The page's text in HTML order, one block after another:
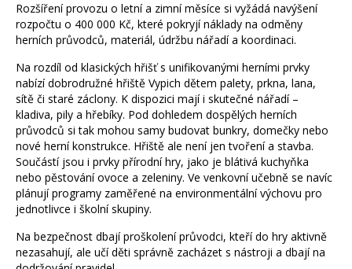
Rozšíření provozu o letní a zimní měsíce si vyžádá navýšení
rozpočtu o 400 000 Kč, které pokryjí náklady na odměny
herních průvodců, materiál, údržbu nářadí a koordinaci.
Na rozdíl od klasických hřišť s unifikovanými herními prvky
nabízí dobrodružné hřiště Vypich dětem palety, prkna, lana,
sítě či staré záclony. K dispozici mají i skutečné nářadí –
kladiva, pily a hřebíky. Pod dohledem dospělých herních
průvodců si tak mohou samy budovat bunkry, domečky nebo
nové herní konstrukce. Hřiště ale není jen tvoření a stavba.
Součástí jsou i prvky přírodní hry, jako je blátivá kuchyňka
nebo pěstování ovoce a zeleniny. Ve venkovní učebně se navíc
plánují programy zaměřené na environmentální výchovu pro
jednotlivce i školní skupiny.
Na bezpečnost dbají proškolení průvodci, kteří do hry aktivně
nezasahují, ale učí děti správně zacházet s nástroji a dbají na